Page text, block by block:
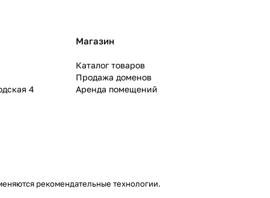
4
Магазин
Каталог товаров
Продажа доменов
Аренда помещений
рекомендательные технологии.